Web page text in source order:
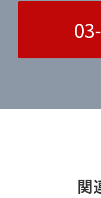
関